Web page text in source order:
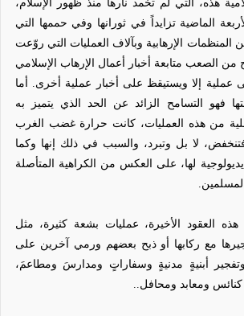
هذه، التي لم تخمد نارها منذ ظهور الإسلام،
الماضية تزايداً في ثورانها وفي حممها التي
المنظمات الإرهابية وبآلاف العمليات التي روّعت
من الصعب متابعة أخبار أعمال الإرهاب الإسلامي
عملية إلا ويستيقظ على أخبار عملية أخرى. أما
فهو التسامح الزائد عن الحد الذي يتميز به
من هذه العمليات، كانت حرارة غضب الغرب
لا بل وتبرد، والسبب في ذلك إنها وكما
لها، على العكس من الكراهية المتأصلة
العقود الأخيرة، عمليات بشعة كثيرة، مثل
مع ركابها أو ذبح بعضهم ورمي آخرين على
أبنيةٍ مدنيةٍ وسفاراتٍ ومدارسَ ومطاعمَ،
ومعابد ومحافل..